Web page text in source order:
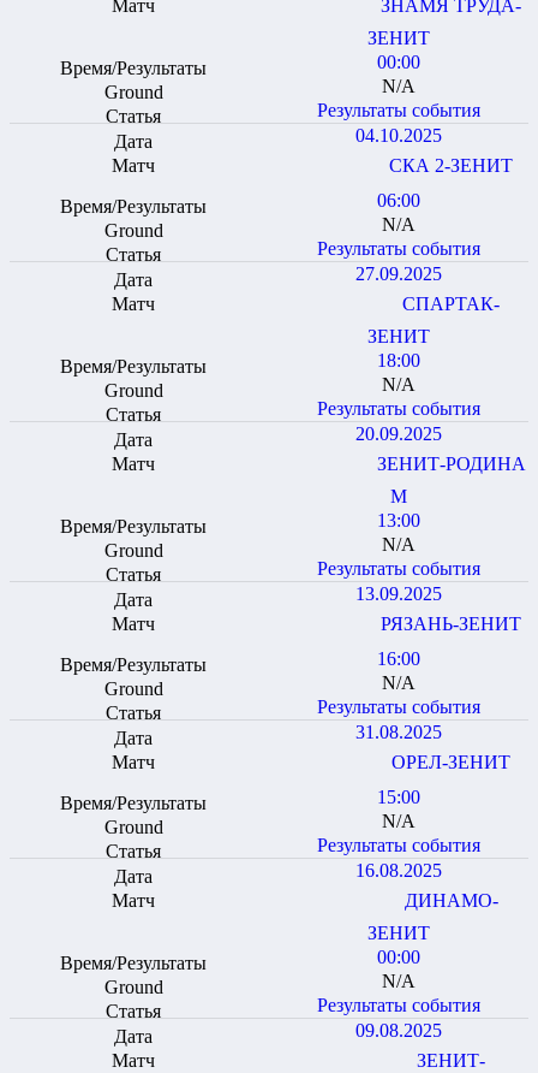
ЗНАМЯ ТРУДА-
ЗЕНИТ
00:00
N/A
Результаты события
04.10.2025
СКА 2-ЗЕНИТ
06:00
N/A
Результаты события
27.09.2025
СПАРТАК-
ЗЕНИТ
18:00
N/A
Результаты события
20.09.2025
ЗЕНИТ-РОДИНА
М
13:00
N/A
Результаты события
13.09.2025
РЯЗАНЬ-ЗЕНИТ
16:00
N/A
Результаты события
31.08.2025
ОРЕЛ-ЗЕНИТ
15:00
N/A
Результаты события
16.08.2025
ДИНАМО-
ЗЕНИТ
00:00
N/A
Результаты события
09.08.2025
ЗЕНИТ-